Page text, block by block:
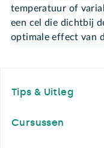
temperatuur of
een cel die dichtbij
optimale effect van
Tips & Uitleg
Cursussen